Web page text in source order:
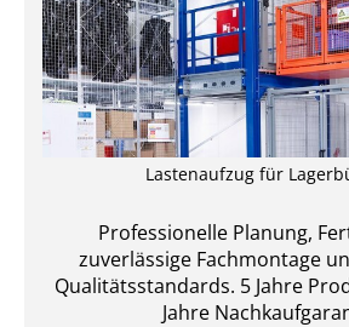
Lastenaufzug für
Professionelle Planung,
zuverlässige Fachmontage
Qualitätsstandards. 5 Jahre
Jahre